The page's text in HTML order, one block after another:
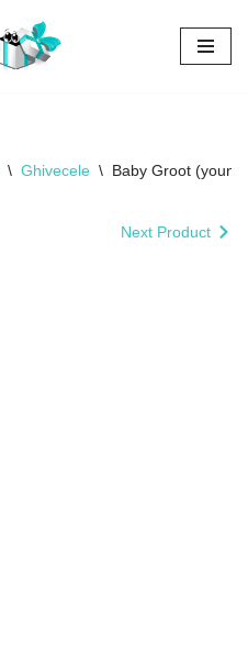
\ Ghivecele \ Baby Groot
Next Product